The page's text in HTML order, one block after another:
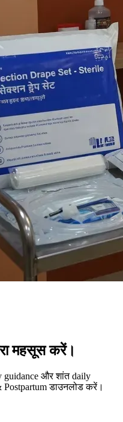
महसूस करें।
guidance और शांत daily
डाउनलोड करें।